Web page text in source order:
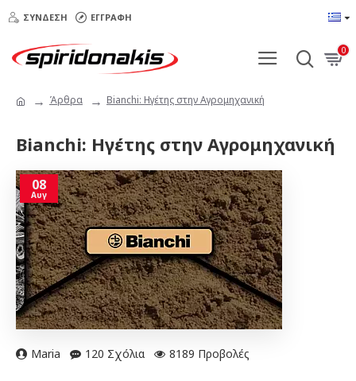
ΣΎΝΔΕΣΗ ΕΓΓΡΑΦΉ
0
Άρθρα Bianchi: Ηγέτης στην Αγρομηχανική
Bianchi: Ηγέτης στην Αγρομηχανική
08
Αυγ
Maria 120 Σχόλια 8189 Προβολές